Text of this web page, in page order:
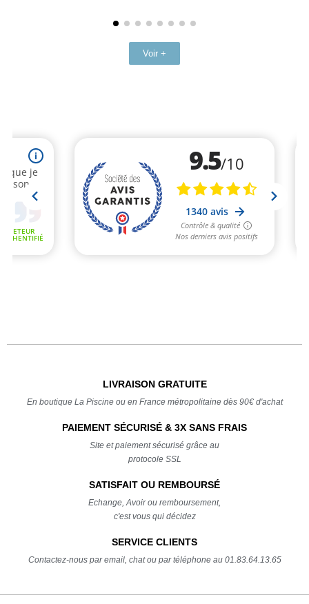
Voir +
LIVRAISON GRATUITE
En boutique La Piscine ou en France métropolitaine dès 90€ d'achat
PAIEMENT SÉCURISÉ & 3X SANS FRAIS
Site et paiement sécurisé grâce au
protocole SSL
SATISFAIT OU REMBOURSÉ
Echange, Avoir ou remboursement,
c'est vous qui décidez
SERVICE CLIENTS
Contactez-nous par email, chat ou par téléphone au 01.83.64.13.65